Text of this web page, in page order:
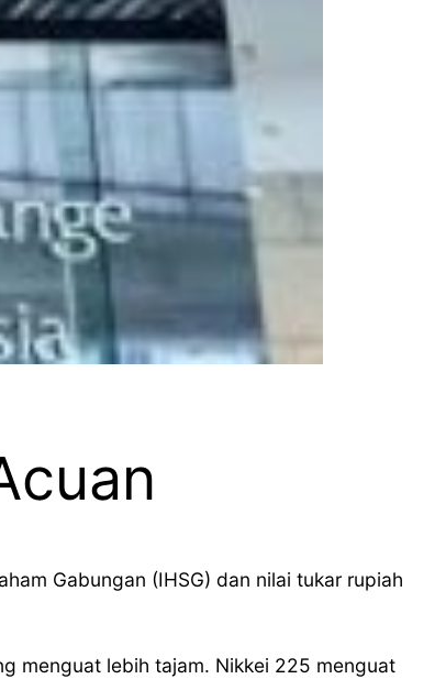
Gabungan (IHSG) dan nilai tukar rupiah
menguat lebih tajam. Nikkei 225 menguat